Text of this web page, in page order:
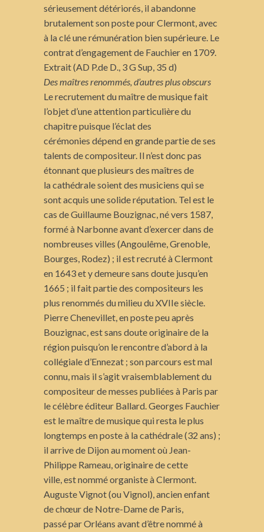
sérieusement détériorés, il abandonne
brutalement son poste pour Clermont, avec
à la clé une rémunération bien supérieure. Le
contrat d’engagement de Fauchier en 1709.
Extrait (AD P.de D., 3 G Sup, 35 d)
Des maîtres renommés, d’autres plus obscurs
Le recrutement du maître de musique fait
l’objet d’une attention particulière du
chapitre puisque l’éclat des
cérémonies dépend en grande partie de ses
talents de compositeur. Il n’est donc pas
étonnant que plusieurs des maîtres de
la cathédrale soient des musiciens qui se
sont acquis une solide réputation. Tel est le
cas de Guillaume Bouzignac, né vers 1587,
formé à Narbonne avant d’exercer dans de
nombreuses villes (Angoulême, Grenoble,
Bourges, Rodez) ; il est recruté à Clermont
en 1643 et y demeure sans doute jusqu’en
1665 ; il fait partie des compositeurs les
plus renommés du milieu du XVIIe siècle.
Pierre Chenevillet, en poste peu après
Bouzignac, est sans doute originaire de la
région puisqu’on le rencontre d’abord à la
collégiale d’Ennezat ; son parcours est mal
connu, mais il s’agit vraisemblablement du
compositeur de messes publiées à Paris par
le célèbre éditeur Ballard. Georges Fauchier
est le maître de musique qui resta le plus
longtemps en poste à la cathédrale (32 ans) ;
il arrive de Dijon au moment où Jean-
Philippe Rameau, originaire de cette
ville, est nommé organiste à Clermont.
Auguste Vignot (ou Vignol), ancien enfant
de chœur de Notre-Dame de Paris,
passé par Orléans avant d’être nommé à